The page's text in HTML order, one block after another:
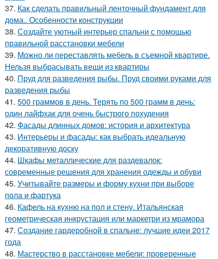
37. Как сделать правильный ленточный фундамент для
дома.. Особенности конструкции
38. Создайте уютный интерьер спальни с помощью
правильной расстановки мебели
39. Можно ли переставлять мебель в съемной квартире.
Нельзя выбрасывать вещи из квартиры
40. Пруд для разведения рыбы. Пруд своими руками для
разведения рыбы
41. 500 граммов в день. Терять по 500 грамм в день:
один лайфхак для очень быстрого похудения
42. Фасады длинных домов: история и архитектура
43. Интерьеры и фасады: как выбрать идеальную
декоративную доску
44. Шкафы металлические для раздевалок:
современные решения для хранения одежды и обуви
45. Учитывайте размеры и форму кухни при выборе
пола и фартука
46. Кафель на кухню на пол и стену. Итальянская
геометрическая инкрустация или маркетри из мрамора
47. Создание гардеробной в спальне: лучшие идеи 2017
года
48. Мастерство в расстановке мебели: проверенные